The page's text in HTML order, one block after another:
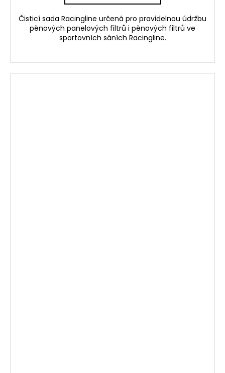
Čisticí sada Racingline určená pro pravidelnou údržbu
pěnových panelových filtrů i pěnových filtrů ve
sportovních sáních Racingline.